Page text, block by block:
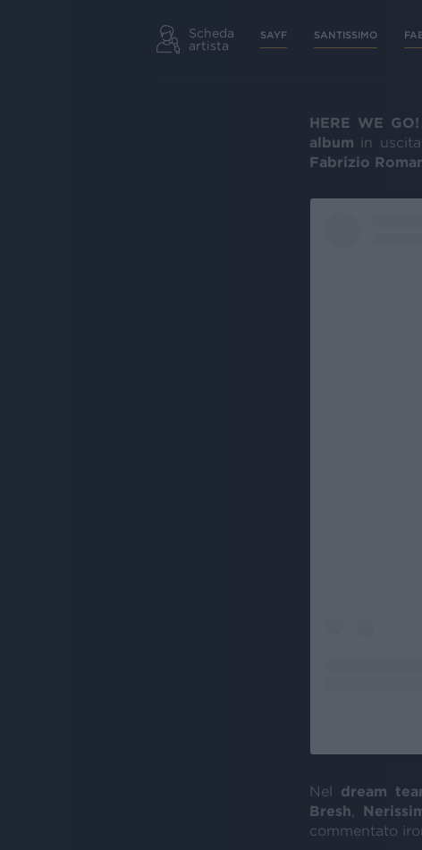
Scheda
artista
SAYF SANTISSIMO
HERE WE
album in
Fabrizio
Nel dream
Bresh
commentato